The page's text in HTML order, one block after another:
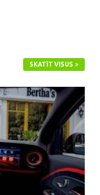
SKATĪT VISUS